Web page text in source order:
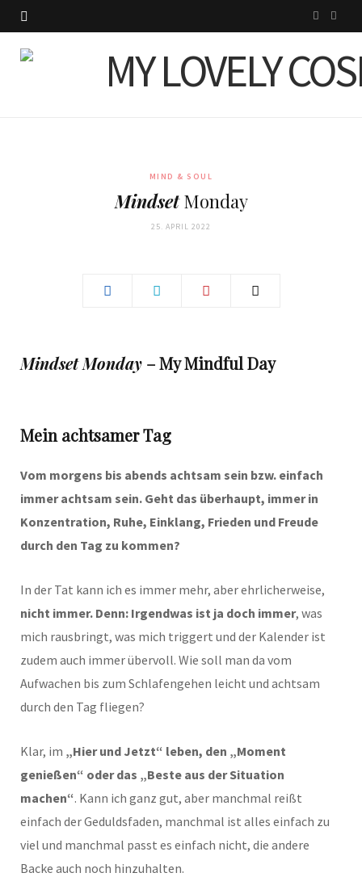
s n
MIND & SOUL
MindsetMonday
25. APRIL 2022
Mindset Monday – My Mindful Day
Mein achtsamer Tag
Vom morgens bis abends achtsam sein bzw. einfach
immer achtsam sein. Geht das überhaupt, immer in
Konzentration, Ruhe, Einklang, Frieden und Freude
durch den Tag zu kommen?
In der Tat kann ich es immer mehr, aber ehrlicherweise,
nicht immer. Denn: Irgendwas ist ja doch immer, was
mich rausbringt, was mich triggert und der Kalender ist
zudem auch immer übervoll. Wie soll man da vom
Aufwachen bis zum Schlafengehen leicht und achtsam
durch den Tag fliegen?
Klar, im „Hier und Jetzt“ leben, den „Moment
genießen“ oder das „Beste aus der Situation
machen“. Kann ich ganz gut, aber manchmal reißt
einfach der Geduldsfaden, manchmal ist alles einfach zu
viel und manchmal passt es einfach nicht, die andere
Backe auch noch hinzuhalten.